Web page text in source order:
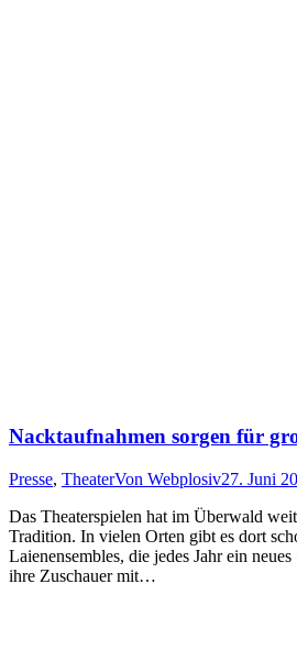
Nacktaufnahmen sorgen für
Presse, TheaterVon Webplosiv27. Juni
Das Theaterspielen hat im Überwald
Tradition. In vielen Orten gibt es dort
Laienensembles, die jedes Jahr ein
ihre Zuschauer mit…